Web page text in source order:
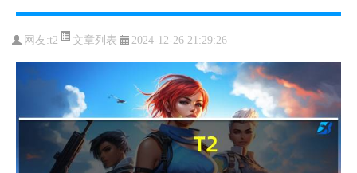
网友:t2 文章列表 2024-12-26 21:29:26